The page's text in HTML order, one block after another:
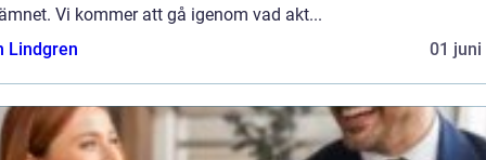
Vi kommer att gå igenom vad akt...
Lindgren
01 juni